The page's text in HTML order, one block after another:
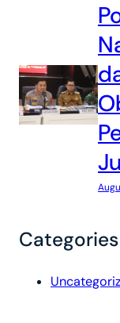
Categories